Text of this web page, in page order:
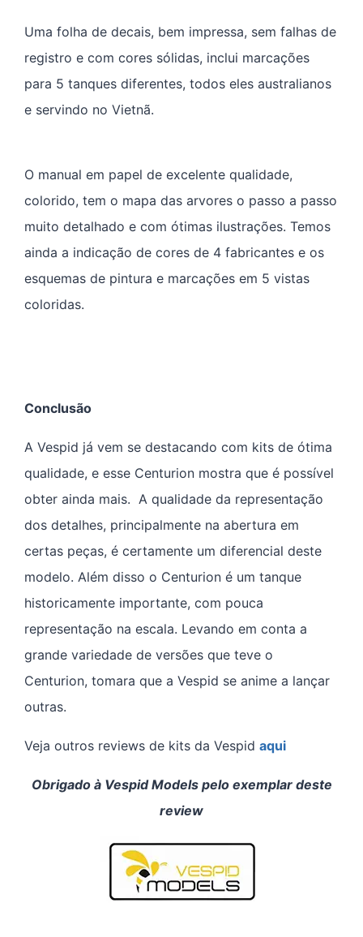
Uma folha de decais, bem impressa, sem falhas de
registro e com cores sólidas, inclui marcações
para 5 tanques diferentes, todos eles australianos
e servindo no Vietnã.
O manual em papel de excelente qualidade,
colorido, tem o mapa das arvores o passo a passo
muito detalhado e com ótimas ilustrações. Temos
ainda a indicação de cores de 4 fabricantes e os
esquemas de pintura e marcações em 5 vistas
coloridas.
Conclusão
A Vespid já vem se destacando com kits de ótima
qualidade, e esse Centurion mostra que é possível
obter ainda mais. A qualidade da representação
dos detalhes, principalmente na abertura em
certas peças, é certamente um diferencial deste
modelo. Além disso o Centurion é um tanque
historicamente importante, com pouca
representação na escala. Levando em conta a
grande variedade de versões que teve o
Centurion, tomara que a Vespid se anime a lançar
outras.
Veja outros reviews de kits da Vespid aqui
Obrigado à Vespid Models pelo exemplar deste
review